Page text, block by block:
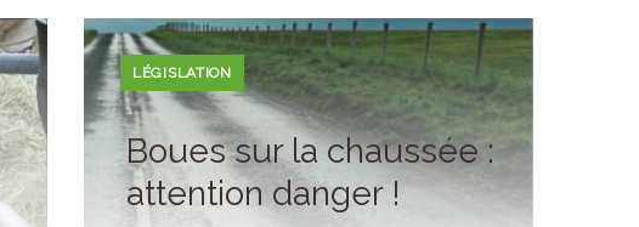
LÉGISLATION
Boues sur la chaussée :
attention danger !